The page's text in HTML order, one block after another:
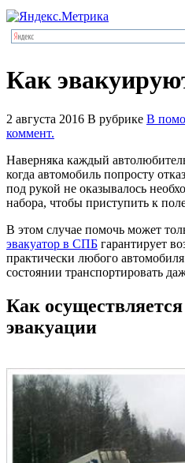
Как
2 августа 2016 В рубрике В
коммент.
Наверняка каждый
когда автомобиль попросту
под рукой не оказывалось
набора, чтобы приступить к
В этом случае помочь может
эвакуатор в СПБ гарантирует
практически любого
состоянии транспортировать
Как
эвакуации